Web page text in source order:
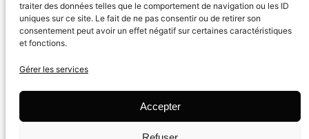
traiter des données telles que le comportement de navigation ou les ID
uniques sur ce site. Le fait de ne pas consentir ou de retirer son
consentement peut avoir un effet négatif sur certaines caractéristiques
et fonctions.
Gérer les services
Accepter
Politique de Confidentialité
Politique de cookies
Blog
Contact